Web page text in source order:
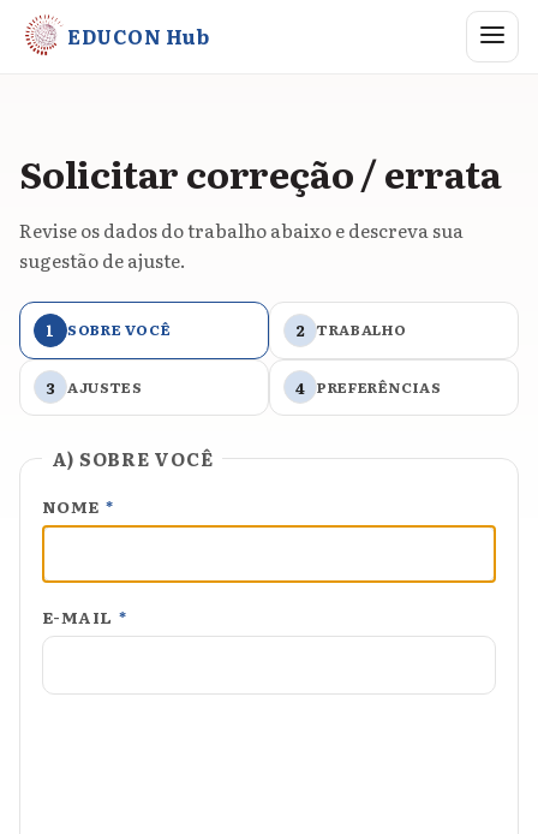
EDUCON Hub Abrir
Solicitar correção / errata
Revise os dados do trabalho abaixo e descreva sua
sugestão de ajuste.
1 SOBRE VOCÊ 2 TRABALHO
3 AJUSTES 4 PREFERÊNCIAS
A) SOBRE VOCÊ
NOME *
E-MAIL *